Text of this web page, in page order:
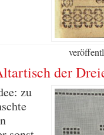
der
zu